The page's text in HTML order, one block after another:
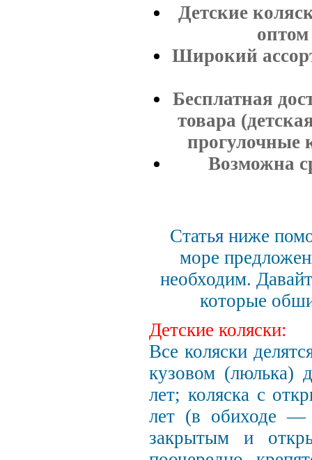
Детские
Широкий
Бесплатная
товара
прогулочные
Возможна
Статья ниже
море
необходим.
которые
Детские коляски:
Все коляски
кузовом (люлька)
лет; коляска с
лет (в обиходе —
закрытым и